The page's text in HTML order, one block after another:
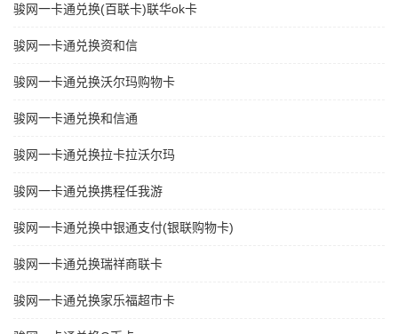
骏网一卡通兑换(百联卡)联华ok卡
骏网一卡通兑换资和信
骏网一卡通兑换沃尔玛购物卡
骏网一卡通兑换和信通
骏网一卡通兑换拉卡拉沃尔玛
骏网一卡通兑换携程任我游
骏网一卡通兑换中银通支付(银联购物卡)
骏网一卡通兑换瑞祥商联卡
骏网一卡通兑换家乐福超市卡